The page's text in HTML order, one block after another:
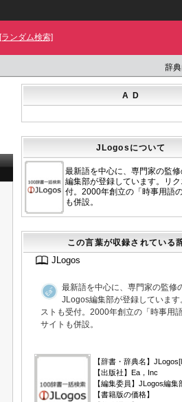
[ランダム検索]
辞
A D
JLogosについて
最新語を中心に、専門家の監
編集部が登録しています。リ
付。2000年創立の「時事用語
も併設。
この言葉が収録されている
JLogos
最新語を中心に、専門家の監修
JLogos編集部が登録しています
ストも受付。2000年創立の「時事用語
サイトも併設。
【辞書・辞典名】JLogos[
【出版社】Ea，Inc
【編集委員】JLogos編集
【書籍版の価格】